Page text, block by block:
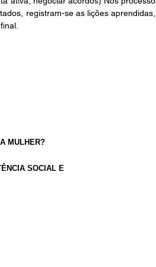
registram-se as lições
MULHER?
SOCIAL E